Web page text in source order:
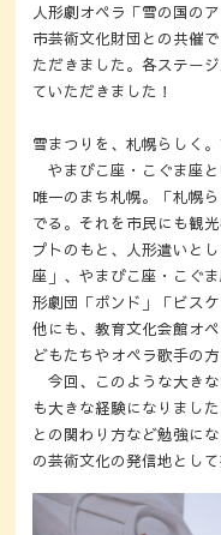
人形劇オペラ「雪の国の
市芸術文化財団との共催
ただきました。各ステー
ていただきました！
雪まつりを、札幌らしく。
やまびこ座・こぐま座
唯一のまち札幌。「札幌
でる。それを市民にも観
プトのもと、人形遣いと
座」、やまびこ座・こぐ
形劇団「ボンド」「ビス
他にも、教育文化会館オ
どもたちやオペラ歌手の
今回、このような大き
も大きな経験になりまし
との関わり方など勉強に
の芸術文化の発信地とし